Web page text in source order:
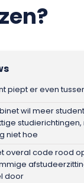
piept er even
wil meer
niet hoe
overal code rood
door